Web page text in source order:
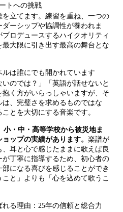
トへの挑戦
立てます。練習を重ね、一つの
ーシップや協調性が養われま
ロデュースするハイクオリティ
大限に引き出す最高の舞台とな
は誰にでも開かれています
いのでは？」「英語が話せないと
く方がいらっしゃいますが、そ
、完璧さを求めるものではな
とを大切にする音楽です。
・中・高等学校から被災地ま
ップの実績があります。 楽譜が
耳と心で感じたままに歌えば良
丁寧に指導するため、初心者の
になる喜びを感じることができ
と」よりも「心を込めて歌うこ
る理由：25年の信頼と総合力